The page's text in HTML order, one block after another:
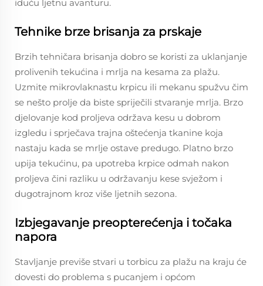
iduću ljetnu avanturu.
Tehnike brze brisanja za prskaje
Brzih tehničara brisanja dobro se koristi za uklanjanje
prolivenih tekućina i mrlja na kesama za plažu.
Uzmite mikrovlaknastu krpicu ili mekanu spužvu čim
se nešto prolje da biste spriječili stvaranje mrlja. Brzo
djelovanje kod proljeva održava kesu u dobrom
izgledu i sprječava trajna oštećenja tkanine koja
nastaju kada se mrlje ostave predugo. Platno brzo
upija tekućinu, pa upotreba krpice odmah nakon
proljeva čini razliku u održavanju kese svježom i
dugotrajnom kroz više ljetnih sezona.
Izbjegavanje preopterećenja i točaka
napora
Stavljanje previše stvari u torbicu za plažu na kraju će
dovesti do problema s pucanjem i općom